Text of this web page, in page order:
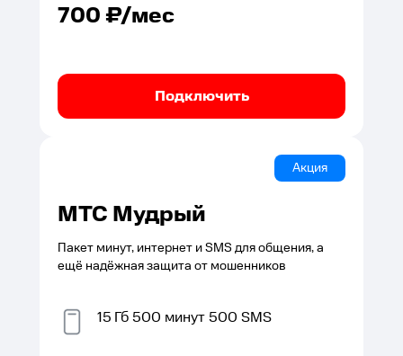
700₽/мес
Подключить
Акция
МТС Мудрый
Пакет минут, интернет и SMS для общения, а
ещё надёжная защита от мошенников
15 Гб500 минут500 SMS